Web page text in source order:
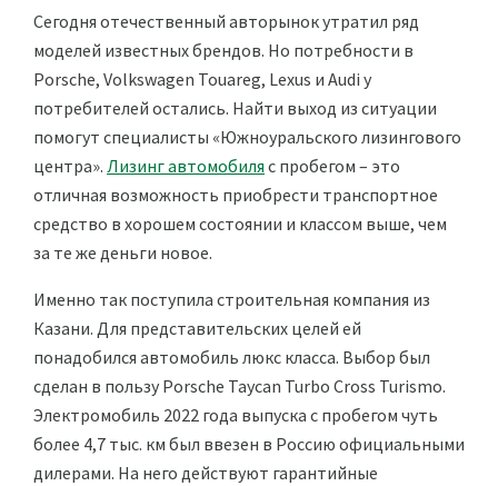
Сегодня отечественный авторынок утратил ряд
моделей известных брендов. Но потребности в
Porsche, Volkswagen Touareg, Lexus и Audi у
потребителей остались. Найти выход из ситуации
помогут специалисты «Южноуральского лизингового
центра». Лизинг автомобиля с пробегом – это
отличная возможность приобрести транспортное
средство в хорошем состоянии и классом выше, чем
за те же деньги новое.
Именно так поступила строительная компания из
Казани. Для представительских целей ей
понадобился автомобиль люкс класса. Выбор был
сделан в пользу Porsche Taycan Turbo Cross Turismo.
Электромобиль 2022 года выпуска с пробегом чуть
более 4,7 тыс. км был ввезен в Россию официальными
дилерами. На него действуют гарантийные